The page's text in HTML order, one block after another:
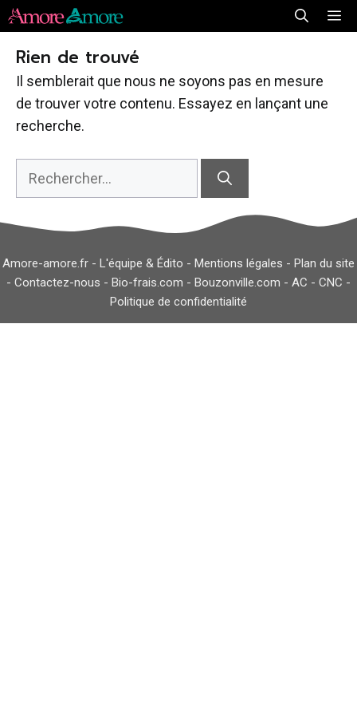
Aller
au
contenu
Rien de trouvé
Il semblerait que nous ne soyons pas en mesure
de trouver votre contenu. Essayez en lançant une
recherche.
Rechercher :
Amore-amore.fr - L'équipe & Édito - Mentions légales - Plan du site
- Contactez-nous - Bio-frais.com - Bouzonville.com - AC - CNC -
Politique de confidentialité